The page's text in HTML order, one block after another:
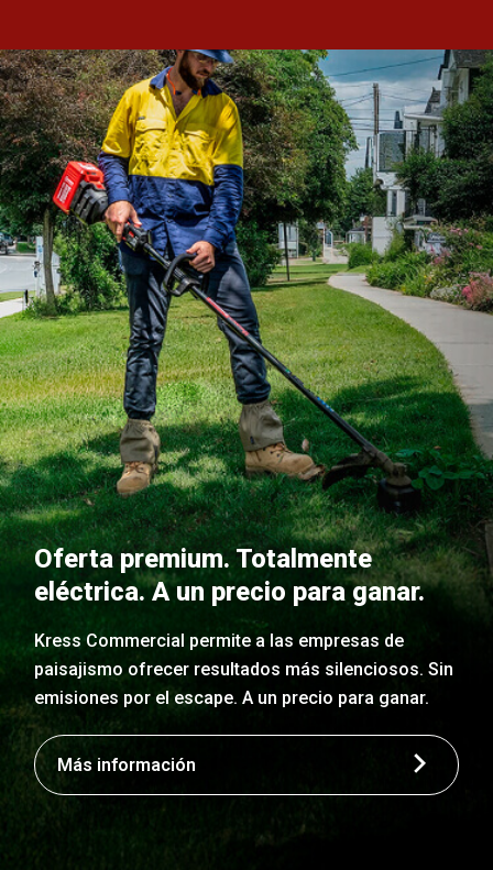
Oferta premium. Totalmente
eléctrica. A un precio para ganar.
Kress Commercial permite a las empresas de
paisajismo ofrecer resultados más silenciosos. Sin
emisiones por el escape. A un precio para ganar.
Más información